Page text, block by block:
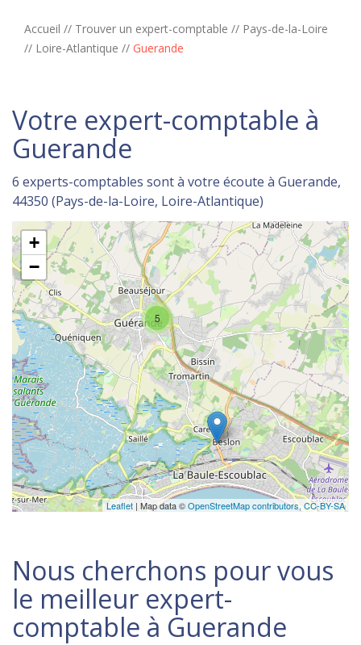
Accueil // Trouver un expert-comptable // Pays-de-la-Loire
// Loire-Atlantique // Guerande
Votre expert-comptable à
Guerande
6 experts-comptables sont à votre écoute à Guerande,
44350 (Pays-de-la-Loire, Loire-Atlantique)
5
+
−
Leaflet | Map data ©OpenStreetMap contributors,CC-BY-SA
Nous cherchons pour vous
le meilleur expert-
comptable à Guerande